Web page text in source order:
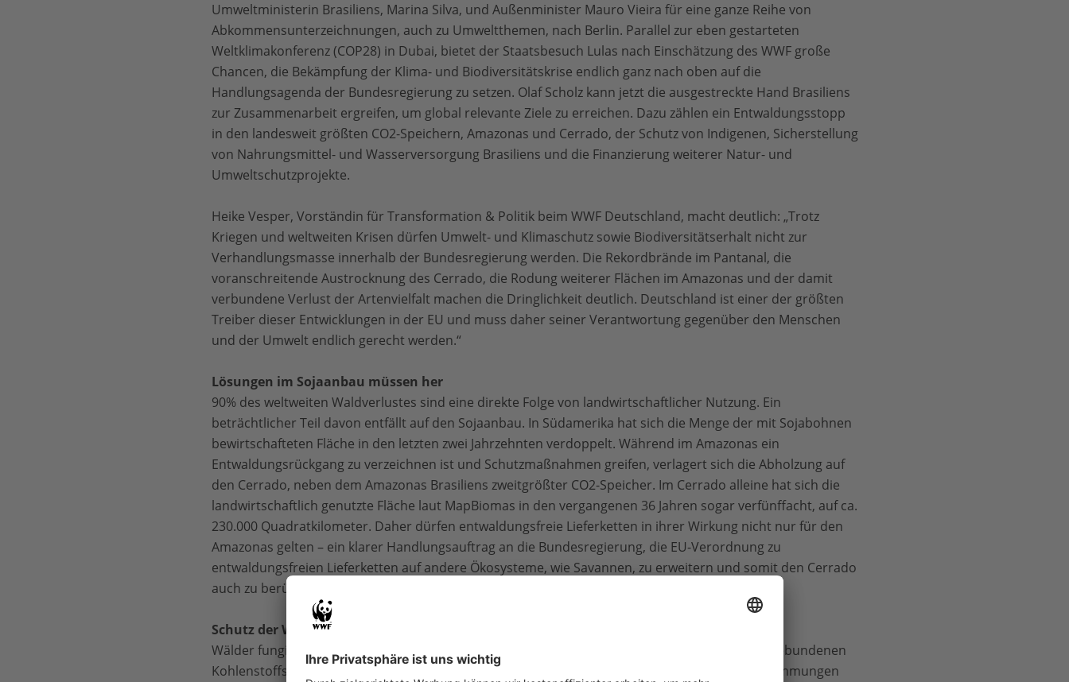
Umweltministerin Brasiliens, Marina Silva, und Außenminister Mauro Vieira für eine ganze Reihe von
Abkommensunterzeichnungen, auch zu Umweltthemen, nach Berlin. Parallel zur eben gestarteten
Weltklimakonferenz (COP28) in Dubai, bietet der Staatsbesuch Lulas nach Einschätzung des WWF große
Chancen, die Bekämpfung der Klima- und Biodiversitätskrise endlich ganz nach oben auf die
Handlungsagenda der Bundesregierung zu setzen. Olaf Scholz kann jetzt die ausgestreckte Hand Brasiliens
zur Zusammenarbeit ergreifen, um global relevante Ziele zu erreichen. Dazu zählen ein Entwaldungsstopp
in den landesweit größten CO2-Speichern, Amazonas und Cerrado, der Schutz von Indigenen, Sicherstellung
von Nahrungsmittel- und Wasserversorgung Brasiliens und die Finanzierung weiterer Natur- und
Umweltschutzprojekte.
Heike Vesper, Vorständin für Transformation & Politik beim WWF Deutschland, macht deutlich: „Trotz
Kriegen und weltweiten Krisen dürfen Umwelt- und Klimaschutz sowie Biodiversitätserhalt nicht zur
Verhandlungsmasse innerhalb der Bundesregierung werden. Die Rekordbrände im Pantanal, die
voranschreitende Austrocknung des Cerrado, die Rodung weiterer Flächen im Amazonas und der damit
verbundene Verlust der Artenvielfalt machen die Dringlichkeit deutlich. Deutschland ist einer der größten
Treiber dieser Entwicklungen in der EU und muss daher seiner Verantwortung gegenüber den Menschen
und der Umwelt endlich gerecht werden.“
Lösungen im Sojaanbau müssen her
90% des weltweiten Waldverlustes sind eine direkte Folge von landwirtschaftlicher Nutzung. Ein
beträchtlicher Teil davon entfällt auf den Sojaanbau. In Südamerika hat sich die Menge der mit Sojabohnen
bewirtschafteten Fläche in den letzten zwei Jahrzehnten verdoppelt. Während im Amazonas ein
Entwaldungsrückgang zu verzeichnen ist und Schutzmaßnahmen greifen, verlagert sich die Abholzung auf
den Cerrado, neben dem Amazonas Brasiliens zweitgrößter CO2-Speicher. Im Cerrado alleine hat sich die
landwirtschaftlich genutzte Fläche laut MapBiomas in den vergangenen 36 Jahren sogar verfünffacht, auf ca.
230.000 Quadratkilometer. Daher dürfen entwaldungsfreie Lieferketten in ihrer Wirkung nicht nur für den
Amazonas gelten – ein klarer Handlungsauftrag an die Bundesregierung, die EU-Verordnung zu
entwaldungsfreien Lieferketten auf andere Ökosysteme, wie Savannen, zu erweitern und somit den Cerrado
auch zu berücksichtigen.
Schutz der Wälder unverändert wichtig
Wälder fungieren als große Kohlenstoffsenke und speichern etwa die Hälfte des auf der Erde gebundenen
Kohlenstoffs. Außerdem sind sie natürliche Wasserspeicher, schützen vor Erosion, Überschwemmungen